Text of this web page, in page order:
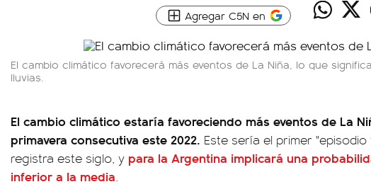
Agregar C5N en
El cambio climático favorecerá más eventos de La Niña, lo que
lluvias.
El cambio climático estaría favoreciendo más eventos de La
primavera consecutiva este 2022. Este sería el primer
registra este siglo, y para la Argentina implicará una
inferior a la media.